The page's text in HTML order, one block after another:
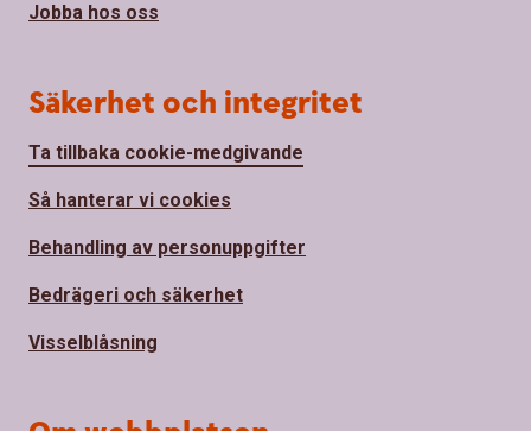
Jobba hos oss
Säkerhet och integritet
Ta tillbaka cookie-medgivande
Så hanterar vi cookies
Behandling av personuppgifter
Bedrägeri och säkerhet
Visselblåsning